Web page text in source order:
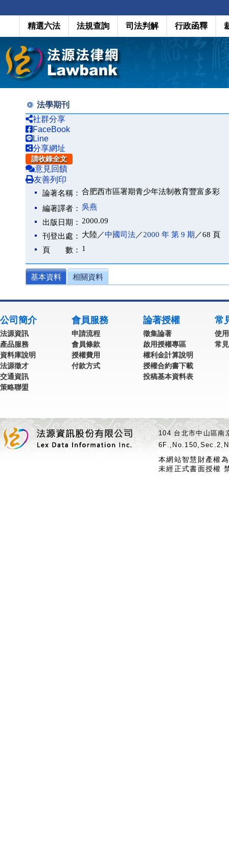
精選六法 法規查詢 司法判解 行政函釋
法學期刊
社群分享
FaceBook
Line
分享網址
請收錄全文
意見回饋
友善列印
論著名稱： 合肥西市區署期青少年法制教育豐富多彩
編著譯者： 吳燕
出版日期： 2000.09
刊登出處： 大陸／中國司法／2000 年 第 9 期 ／68 頁
頁 數： 1
基本資料 相關資料
公司簡介
法源資訊
產品服務
資料庫說明
法源徵才
交通資訊
策略聯盟
會員服務
申請流程
會員條款
授權費用
付款方式
論著授權
徵集論著
啟用授權專區
權利金計算說明
授權合約書下載
投稿基本資料表
常
使
常
104 台北市中山區
本網站智慧財產權
未經正式書面授權